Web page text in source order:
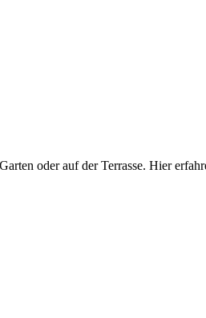
oder auf der Terrasse. Hier